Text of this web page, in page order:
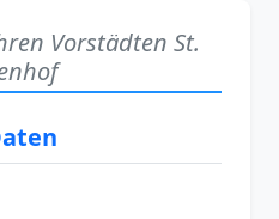
Vorstädten St.